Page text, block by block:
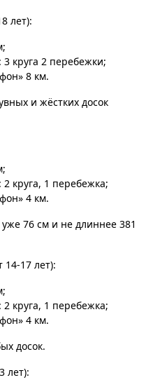
лет):
3 круга 2 перебежки;
8 км.
и жёстких досок
2 круга, 1 перебежка;
4 км.
76 см и не длиннее 381
14-17 лет):
2 круга, 1 перебежка;
4 км.
досок.
лет):